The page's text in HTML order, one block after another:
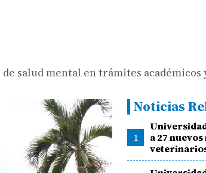
salud mental en trámites académicos
Noticias
1
a 27